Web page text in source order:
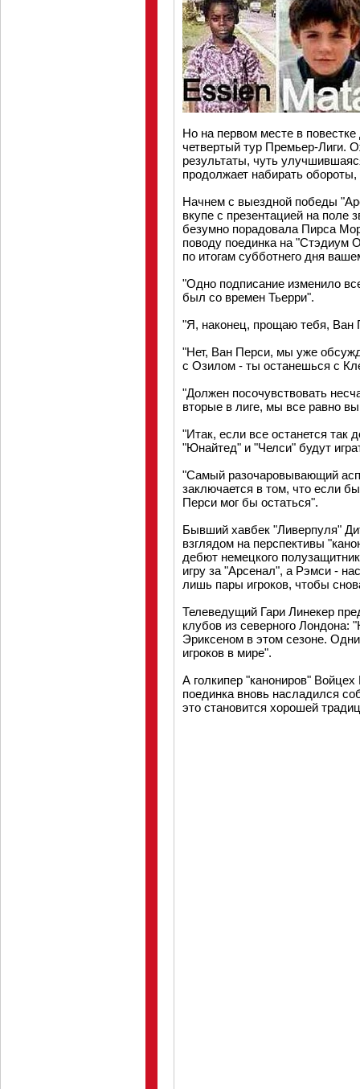
Но на первом месте в
четвертый тур Премьер-
результаты, чуть
продолжает набирать
Начнем с выездной победы
вкупе с презентацией на поле
безумно порадовала Пирса
поводу поединка на "Стэдиум
по итогам субботнего дня
"Одно подписание изменило
был со времен Тьерри".
"Я, наконец, прощаю тебя, Ван
"Нет, Ван Перси, мы уже
с Озилом - ты останешься с
"Должен посочувствовать
вторые в лиге, мы все равно
"Итак, если все останется так
"Юнайтед" и "Челси" будут
"Самый разочаровывающий
заключается в том, что если
Перси мог бы остаться".
Бывший хавбек "Ливерпуля"
взглядом на перспективы
дебют немецкого
игру за "Арсенал", а Рэмси -
лишь пары игроков, чтобы
Телеведущий Гари Линекер
клубов из северного
Эриксеном в этом сезоне.
игроков в мире".
А голкипер "канониров"
поединка вновь насладился
это становится хорошей